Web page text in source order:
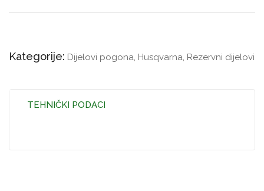
Kategorije: Dijelovi pogona, Husqvarna, Rezervni dijelovi
TEHNIČKI PODACI